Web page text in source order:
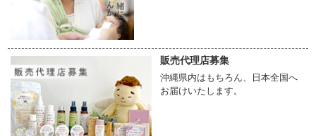
販売代理店募集
沖縄県内はもちろん、日本全国へ
お届けいたします。